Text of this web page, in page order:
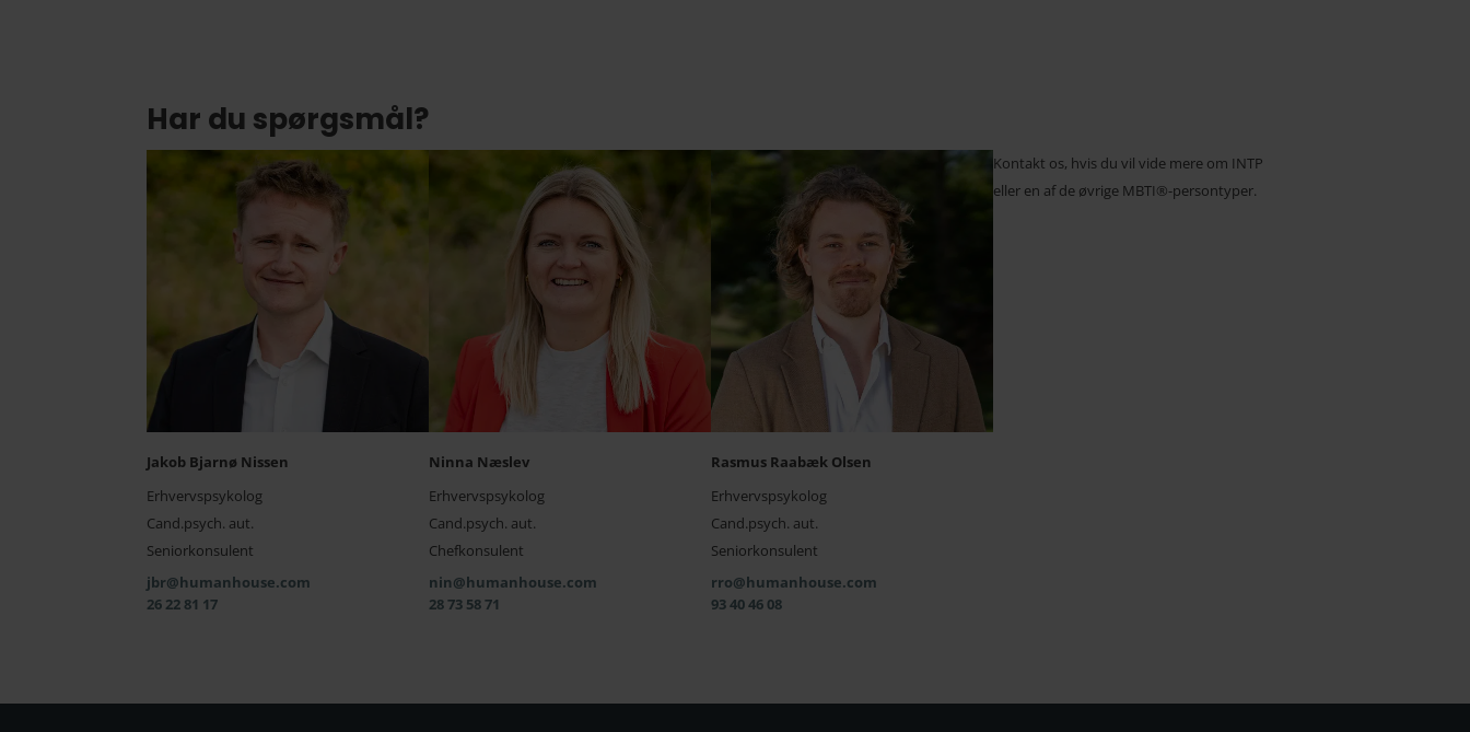
Har du spørgsmål?
Jakob Bjarnø Nissen
Erhvervspsykolog
Cand.psych. aut.
Seniorkonsulent
jbr@humanhouse.com
26 22 81 17
Ninna Næslev
Erhvervspsykolog
Cand.psych. aut.
Chefkonsulent
nin@humanhouse.com
28 73 58 71
Rasmus Raabæk Olsen
Erhvervspsykolog
Cand.psych. aut.
Seniorkonsulent
rro@humanhouse.com
93 40 46 08
Kontakt os, hvis du vil vide mere om INTP
eller en af de øvrige MBTI®-persontyper.